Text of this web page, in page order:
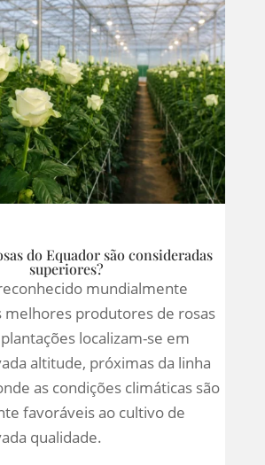
do Equador são consideradas
superiores?
mundialmente
melhores produtores de rosas
localizam-se em
altitude, próximas da linha
as condições climáticas são
favoráveis ao cultivo de
qualidade.